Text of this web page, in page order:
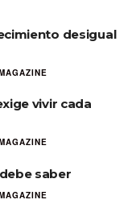
desigual
vivir cada
saber